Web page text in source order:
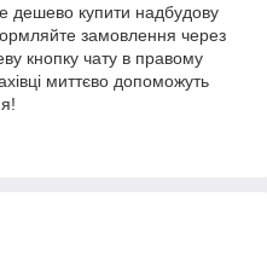
дешево купити надбудову
замовлення через
кнопку чату в правому
миттєво допоможуть